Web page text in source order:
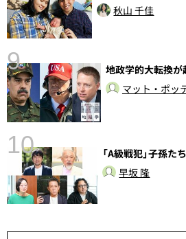
秋山 千佳
9
地政学的大転換
マット・ポッ
10
「A級戦犯」子孫た
早坂 隆